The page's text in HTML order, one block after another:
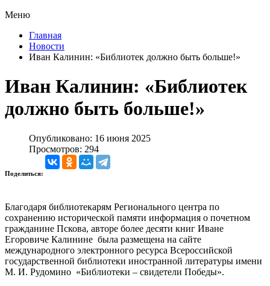
Меню
Главная
Новости
Иван Калинин: «Библиотек должно быть больше!»
Иван Калинин: «Библиотек
должно быть больше!»
Опубликовано: 16 июня 2025
Просмотров: 294
Поделиться:
Благодаря библиотекарям Регионального центра по
сохранению исторической памяти информация о почетном
гражданине Пскова, авторе более десяти книг Иване
Егоровиче Калинине была размещена на сайте
международного электронного ресурса Всероссийской
государственной библиотеки иностранной литературы имени
М. И. Рудомино «Библиотеки – свидетели Победы».